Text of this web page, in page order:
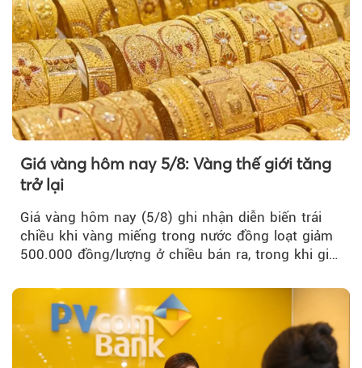
Giá vàng hôm nay 5/8: Vàng thế giới tăng
trở lại
Giá vàng hôm nay (5/8) ghi nhận diễn biến trái
chiều khi vàng miếng trong nước đồng loạt giảm
500.000 đồng/lượng ở chiều bán ra, trong khi giá
thương hiệu.